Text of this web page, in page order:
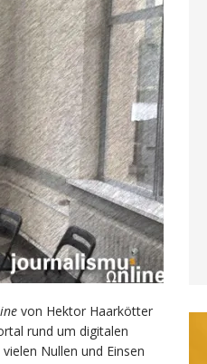
von Hektor Haarkötter
rund um digitalen
Nullen und Einsen